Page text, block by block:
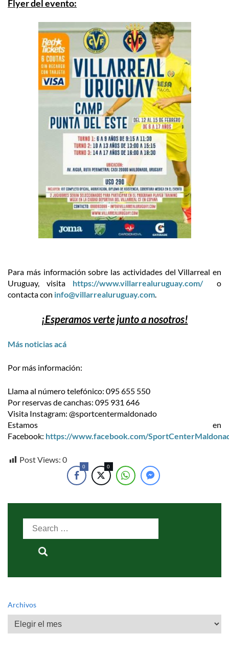
Flyer del evento:
Para más información sobre las actividades del Villarreal en
Uruguay, visita https://www.villarrealuruguay.com/o
contacta con info@villarrealuruguay.com.
¡Esperamos verte junto a nosotros!
Más noticias acá
Por más información:
Llama al número telefónico: 095 655 550
Por reservas de canchas: 095 931 646
Visita Instagram: @sportcentermaldonado
Estamos en
Facebook: https://www.facebook.com/
Post Views: 0
0 0
Search
Archivos
Archivos